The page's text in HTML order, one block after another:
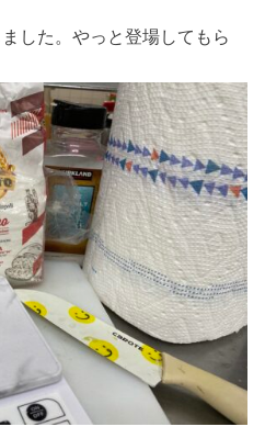
した。やっと登場してもら